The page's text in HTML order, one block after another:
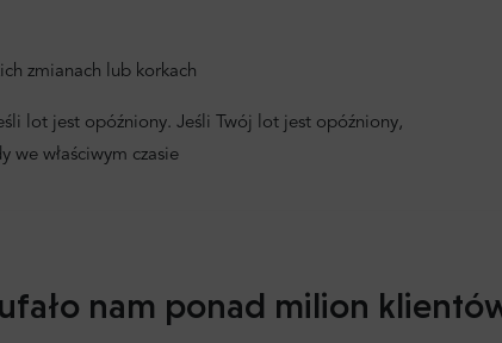
zmianach lub korkach
lot jest opóźniony. Jeśli Twój lot jest opóźniony,
we właściwym czasie
nam ponad milion